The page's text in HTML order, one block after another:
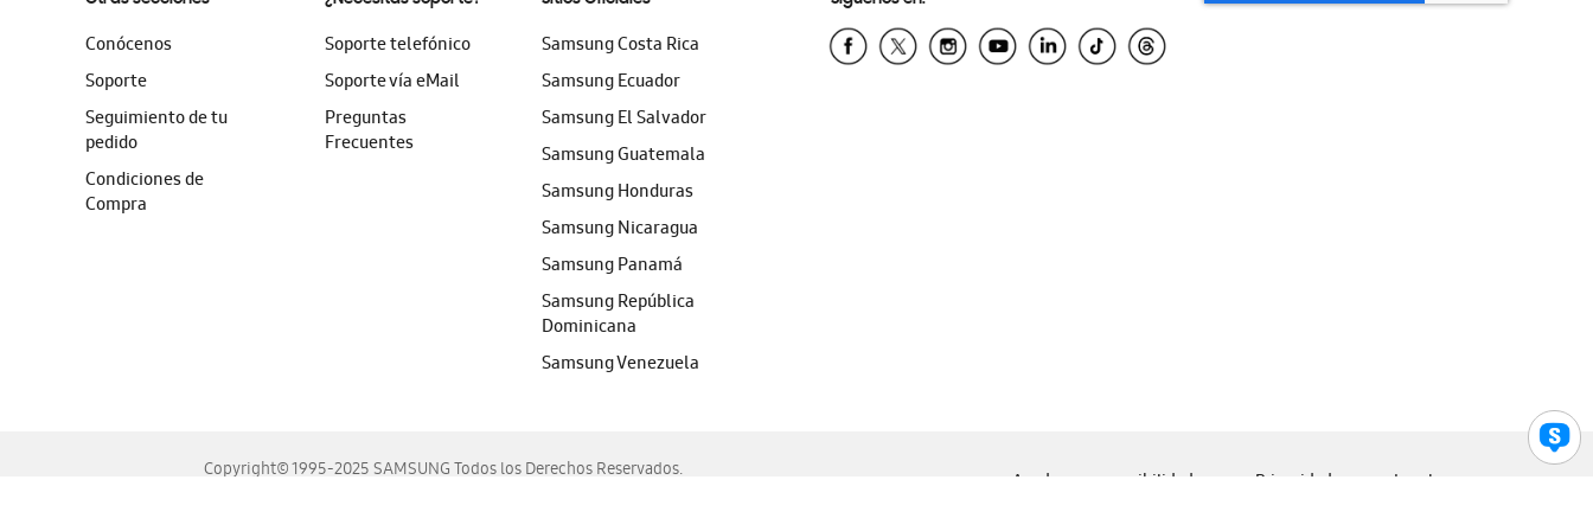
Conócenos
Soporte
Seguimiento de tu
pedido
Condiciones de
Compra
Soporte telefónico
Soporte vía eMail
Preguntas
Frecuentes
Samsung Costa Rica
Samsung Ecuador
Samsung El Salvador
Samsung Guatemala
Samsung Honduras
Samsung Nicaragua
Samsung Panamá
Samsung República
Dominicana
Samsung Venezuela
Copyright© 1995-2025 SAMSUNG Todos los Derechos Reservados.
Ayuda para accesibilidad Privacidad Legal